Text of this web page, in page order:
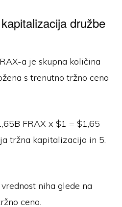
družbe
a je skupna količina
s trenutno tržno ceno
FRAX x $1 = $1,65
tržna kapitalizacija in 5.
niha glede na
ceno.